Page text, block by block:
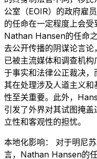
公室（EOIR）的政府雇
的任命在一定程度上会受
Nathan Hansen的任命
去公开传播的阴谋论言论
已被主流媒体和调查机
于事实和法律公正裁决
其在处理涉及人道主义
性至关重要。此外，
引发了外界对其试图掩
立性和客观性的担忧。
本地化影响： 对于明尼
言，Nathan Hansen的